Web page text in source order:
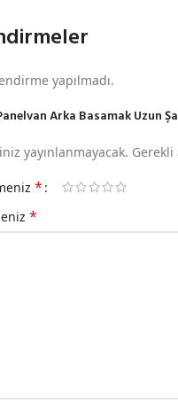
yapılmadı.
Arka Basamak Uzun
yayınlanmayacak.
*
*